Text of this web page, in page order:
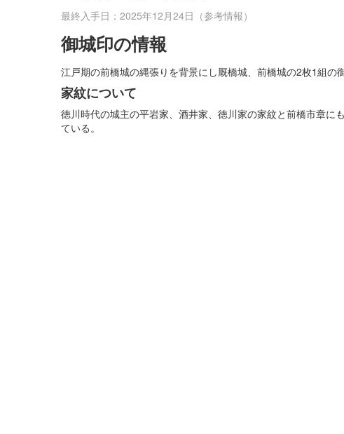
最終入手日：2025年12月24日（参考情報）
御城印の情報
江戸期の前橋城の縄張りを背景にし厩橋城、前橋城の2枚1組の
家紋について
徳川時代の城主の平岩家、酒井家、徳川家の家紋と前橋市章に
ている。